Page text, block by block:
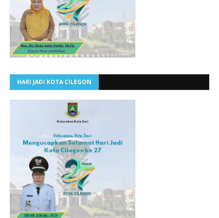
HARI JADI KOTA CILEGON